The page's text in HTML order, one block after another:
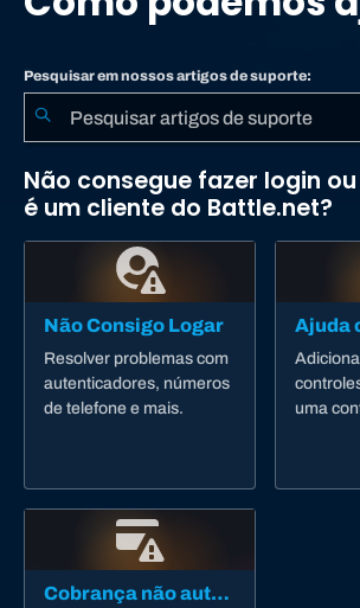
Pesquisar em nossos artigos de suporte:
Não consegue fazer login
é um cliente do Battle.net?
Não Consigo Logar
Resolver problemas com
autenticadores, números
de telefone e mais.
uma
Cobrança não autorizada